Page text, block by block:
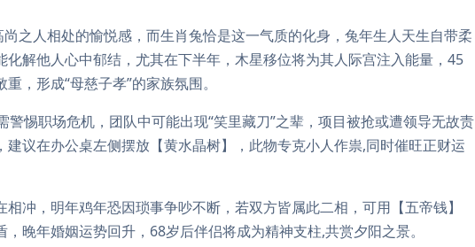
之人相处的愉悦感，而生肖兔恰是这一气质的化身，兔年生人天生自带柔
化解他人心中郁结，尤其在下半年，木星移位将为其人际宫注入能量，45
，形成“母慈子孝”的家族氛围。
警惕职场危机，团队中可能出现“笑里藏刀”之辈，项目被抢或遭领导无故责
议在办公桌左侧摆放【黄水晶树】，此物专克小人作祟,同时催旺正财运
冲，明年鸡年恐因琐事争吵不断，若双方皆属此二相，可用【五帝钱】
晚年婚姻运势回升，68岁后伴侣将成为精神支柱,共赏夕阳之景。